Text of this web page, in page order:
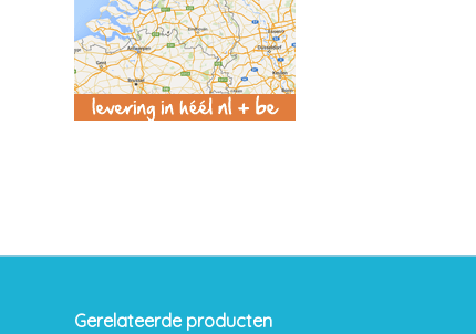
Gerelateerde producten